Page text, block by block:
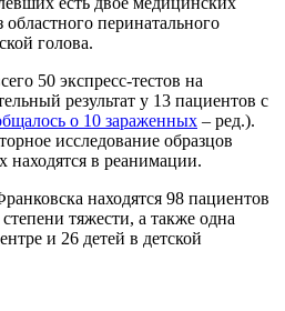
перинатального
голова.
50 экспресс-тестов на
результат у 13 пациентов с
о 10 зараженных – ред.).
исследование образцов
находятся в реанимации.
находятся 98 пациентов
тяжести, а также одна
и 26 детей в детской